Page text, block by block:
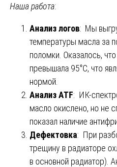
Наша работа:
Анализ логов: Мы
температуры масла за
поломки. Оказалось,
превышала 95°C, что
нормой.
Анализ ATF: ИК-
масло окислено, но не
показал наличие
Дефектовка: При
трещину в радиаторе
в основной радиатор).